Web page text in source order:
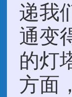
递我
通变
的灯
方面